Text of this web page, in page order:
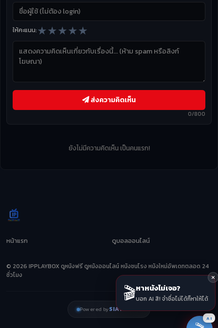
ให้คะแนน:★★★★★
0/800
ส่งความคิดเห็น
ยังไม่มีความคิดเห็น เป็นคนแรก!
หน้าแรก ดูบอลออนไลน์
© 2026 IPPLAYBOX ดูหนังฟรี ดูหนังออนไลน์ หนังชนโรง หนังใหม่อัพเดทตลอด 24
ชั่วโมง
Powered bySIAMZEED
🎬หาหนังไม่เจอ?
บอก AI สิ! จำชื่อไม่ได้ก็หาให้ได้
AI